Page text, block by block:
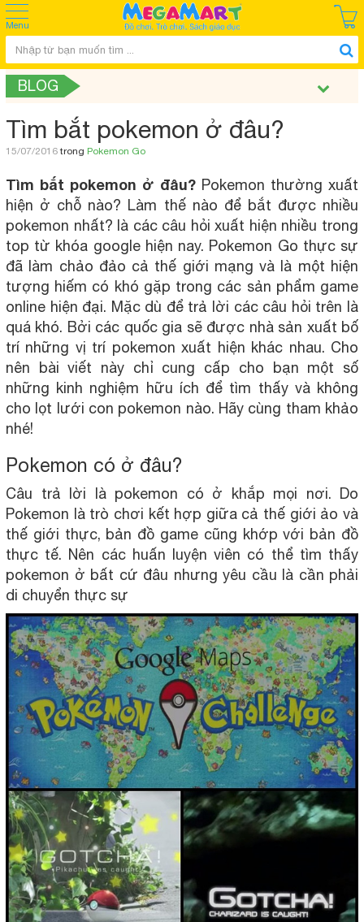
Menu
BLOG
Tìm bắt pokemon ở đâu?
15/07/2016trong Pokemon Go
Tìm bắt pokemon ở đâu? Pokemon thường xuất
hiện ở chỗ nào? Làm thế nào để bắt được nhiều
pokemon nhất? là các câu hỏi xuất hiện nhiều trong
top từ khóa google hiện nay. Pokemon Go thực sự
đã làm chảo đảo cả thế giới mạng và là một hiện
tượng hiếm có khó gặp trong các sản phẩm game
online hiện đại. Mặc dù để trả lời các câu hỏi trên là
quá khó. Bởi các quốc gia sẽ được nhà sản xuất bố
trí những vị trí pokemon xuất hiện khác nhau. Cho
nên bài viết này chỉ cung cấp cho bạn một số
những kinh nghiệm hữu ích để tìm thấy và không
cho lọt lưới con pokemon nào. Hãy cùng tham khảo
nhé!
Pokemon có ở đâu?
Câu trả lời là pokemon có ở khắp mọi nơi. Do
Pokemon là trò chơi kết hợp giữa cả thế giới ảo và
thế giới thực, bản đồ game cũng khớp với bản đồ
thực tế. Nên các huấn luyện viên có thể tìm thấy
pokemon ở bất cứ đâu nhưng yêu cầu là cần phải
di chuyển thực sự